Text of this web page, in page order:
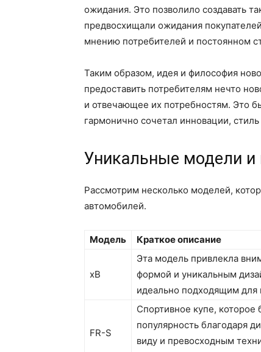
ожидания. Это позволило создавать
предвосхищали ожидания
мнению потребителей и постоянном
Таким образом, идея и философия
предоставить потребителям нечто
и отвечающее их потребностям. Это
гармонично сочетал инновации,
Уникальные модели и
Рассмотрим несколько моделей,
автомобилей.
Модель Краткое описание
xB
Эта модель привлекла
формой и уникальным
идеально подходящим для
FR-S
Спортивное купе, которое
популярность благодаря
виду и превосходным